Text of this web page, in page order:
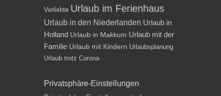
Verliebte Urlaub im Ferienhaus
Urlaub in den Niederlanden Urlaub in
Holland Urlaub in Makkum Urlaub mit der
Familie Urlaub mit Kindern Urlaubsplanung
Urlaub trotz Corona
Privatsphäre-Einstellungen